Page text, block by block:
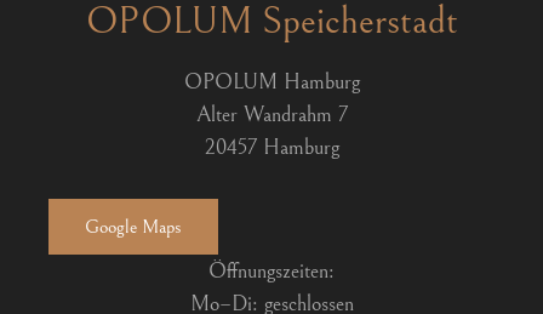
OPOLUM Speicherstadt
OPOLUM Hamburg
Alter Wandrahm 7
20457 Hamburg
Google Maps
Öffnungszeiten:
Mo–Di: geschlossen